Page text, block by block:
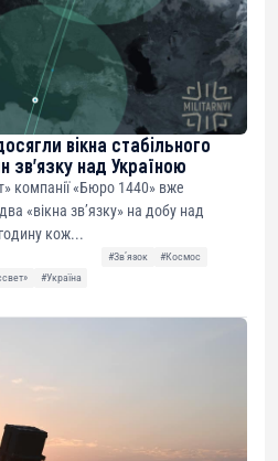
вікна стабільного
зв’язку над Україною
компанії «Бюро 1440» вже
«вікна зв’язку» на добу над
кож...
#Звʼязок
#Космос
#Україна